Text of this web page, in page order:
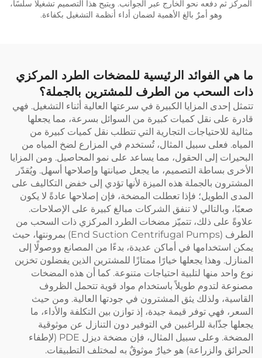
المركز ثم دفعه نحو الخارج عبر الجوانب. ويتيح هذا التصميم تشغيلًا سلسًا،
وهو أمرٌ بالغ الأهمية لضمان أداء أنظمة التشغيل بكفاءة.
ما هي الفوائد الرئيسية للمضخات الطرد المركزي
ذات السحب من الطرف للمشترين بالجملة؟
تتمثل إحدى المزايا الكبيرة في سرعتها العالية أثناء التشغيل. فهي
قادرة على نقل كميات كبيرة من السوائل بسرعة، مما يجعلها
مثالية للاحتياجات التجارية التي تتطلب نقل كميات كبيرة من
المياه. فعلى سبيل المثال، تُستخدم في المزارع لضخ المياه من
البحيرات إلى الحقول، مما يساعد على نمو المحاصيل. ومن المزايا
الأخرى بساطة التصميم، ما يجعل صيانتها وإصلاحها أسهل. ويُقدّر
المشترون بالجملة هذه الميزة لأنها تؤدي إلى خفض التكاليف على
المدى الطويل؛ فإذا تعطلت المضخة، فإن إصلاحها عادةً لا يكون
صعبًا، وبالتالي لا تنفق الشركات مبالغ كبيرة على الإصلاحات.
علاوةً على ذلك، تتميّز مضخات الطرد المركزي ذات السحب من
الطرف (End Suction Centrifugal Pumps) بمرونتها، حيث
يمكن استخدامها في أماكن عديدة، بدءًا من المصانع ووصولًا إلى
المنازل. وهذا يجعلها خيارًا ممتازًا للمشترين الذين يفضلون تخزين
نوع واحد منها لتلبية احتياجات متنوعة. كما أن هذه المضخات
مصنوعة لتدوم طويلاً باستخدام مواد قوية تتحمل الظروف
القاسية، ولذلك يثق المشترون في جودتها العالية. ومن حيث
السعر، فهي توفر قيمة جيدة، إذ توازن بين التكلفة والأداء، ما
يجعلها جذّابة للراغبين في التوفير دون التنازل عن موثوقية
المضخة. وعلى سبيل المثال، فإن
مضخة ديزل PDE (لإطفاء
الحرائق والزراعة) هو خيارٌ موثوقٌ به لمختلف التطبيقات.